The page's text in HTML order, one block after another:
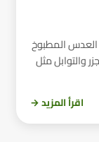
المطبوخ
والتوابل مثل
اقرأ المزيد →